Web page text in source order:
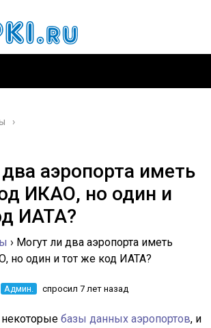
аэропорта иметь
ИКАО, но один и
ИАТА?
› Могут ли два аэропорта иметь
но один и тот же код ИАТА?
Админ. спросил 7 лет назад
базы данных аэропортов, и